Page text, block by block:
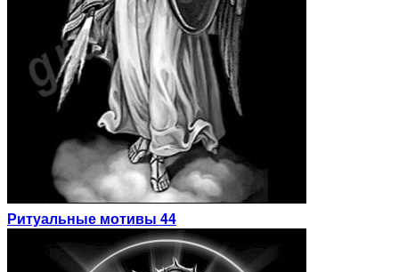
Ритуальные мотивы 44